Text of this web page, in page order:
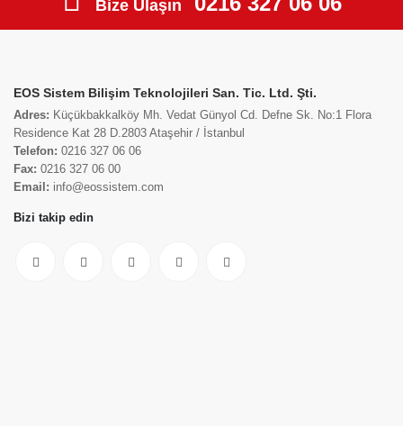
Bize Ulaşın
EOS Sistem Bilişim Teknolojileri San. Tic. Ltd. Şti.
Adres: Küçükbakkalköy Mh. Vedat Günyol Cd. Defne Sk. No:1 Flora
Residence Kat 28 D.2803 Ataşehir / İstanbul
Telefon: 0216 327 06 06
Fax: 0216 327 06 00
Email: info@eossistem.com
Bizi takip edin